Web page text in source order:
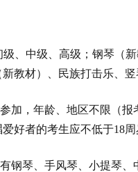
、中级、高级；钢琴（
教材）、民族打击乐、竖
加，年龄、地区不限（报
好者的考生应不低于18周
钢琴、手风琴、小提琴